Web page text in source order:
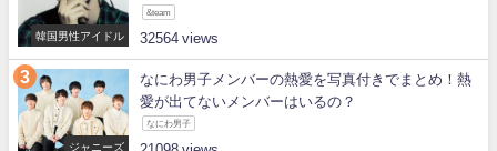
韓国男性アイドル
&team
32564
ジャニーズ
なにわ男子メンバーの熱愛を写真付きでまとめ！熱
愛が出てないメンバーはいるの？
なにわ男子